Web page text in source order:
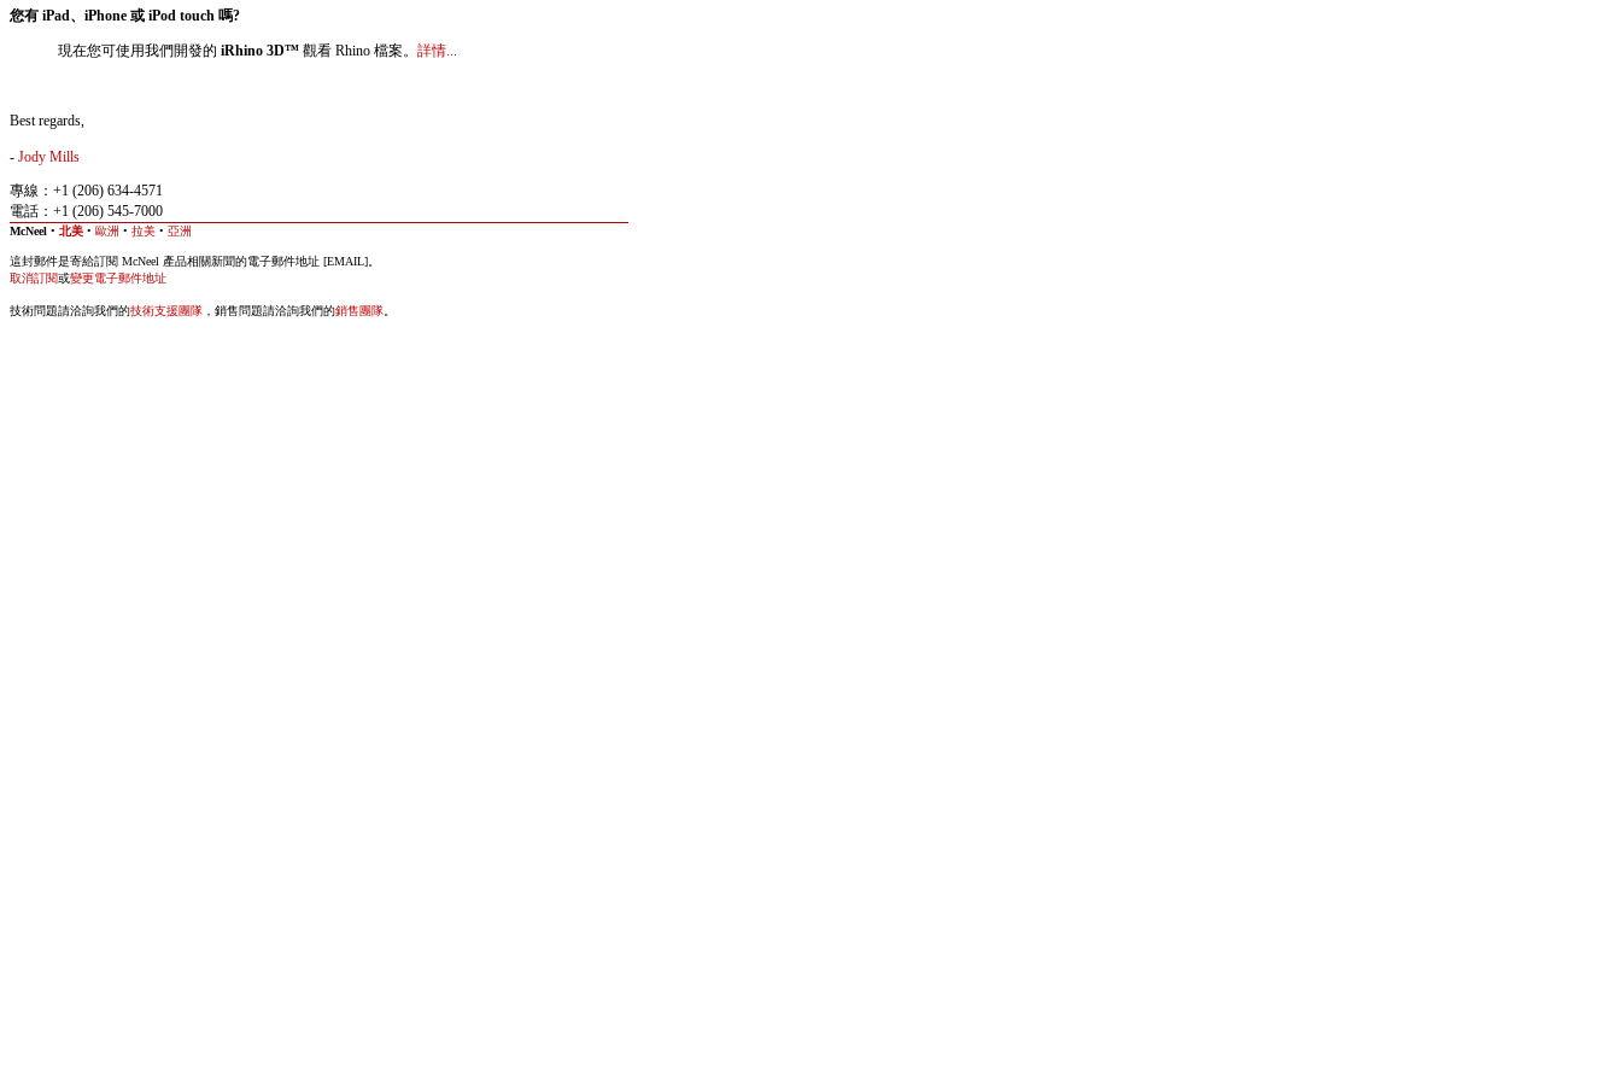
您有 iPad、iPhone 或 iPod touch 嗎?
現在您可使用我們開發的 iRhino 3D™ 觀看 Rhino 檔案。 詳情...
Best regards,
- Jody Mills
專線：+1 (206) 634-4571
電話：+1 (206) 545-7000
McNeel • 北美 • 歐洲 • 拉美 • 亞洲
這封郵件是寄給訂閱 McNeel 產品相關新聞的電子郵件地址 [EMAIL]。
取消訂閱或變更電子郵件地址
技術問題請洽詢我們的技術支援團隊 ，銷售問題請洽詢我們的銷售團隊。